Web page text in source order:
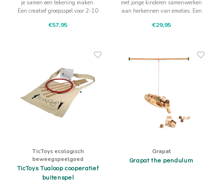
je samen een tekening maken.
Een creatief groepsspel voor 2-10
€57,95
met jonge kinderen samenwerken
aan herkennen van emoties. Een
€29,95
TicToys ecologisch
beweegspeelgoed
TicToys Tualoop cooperatief
buitenspel
Grapat
Grapat the pendulum